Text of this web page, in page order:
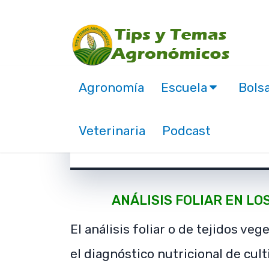
Agronomía Escuela
Veterinaria Podcast
noviembre 10, 2017
ANÁLISIS FOLIAR EN
El análisis foliar o de tejidos
el diagnóstico nutricional de